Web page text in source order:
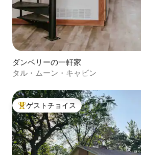
ダンベリーの一軒家
タル・ムーン・キャビン
大好評のゲストチョイスです。
ゲストチョイス